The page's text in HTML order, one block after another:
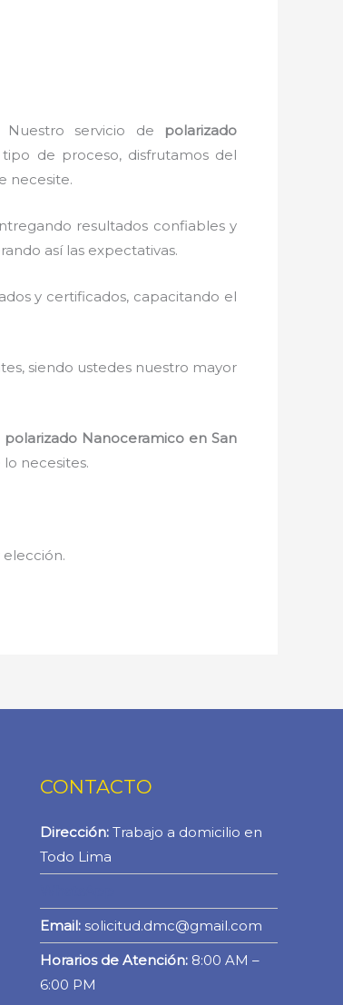
servicio de polarizado
de proceso, disfrutamos del
necesite.
resultados confiables y
así las expectativas.
y certificados, capacitando el
siendo ustedes nuestro mayor
polarizado Nanoceramico en San
necesites.
elección.
CONTACTO
Dirección:Trabajo a domicilio en
Todo Lima
Email: solicitud.dmc@gmail.com
Horarios de Atención:8:00 AM –
6:00 PM